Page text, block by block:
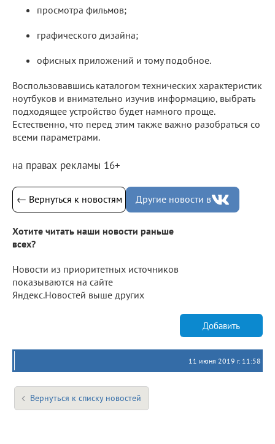
просмотра фильмов;
графического дизайна;
офисных приложений и тому подобное.
Воспользовавшись каталогом технических характеристик
ноутбуков и внимательно изучив информацию, выбрать
подходящее устройство будет намного проще.
Естественно, что перед этим также важно разобраться со
всеми параметрами.
на правах рекламы 16+
← Вернуться к новостям Другие новости в
Хотите читать наши новости раньше
всех?
Новости из приоритетных источников
показываются на сайте
Яндекс.Новостей выше других
Добавить
11 июня 2019 г. 11:58
Вернуться к списку новостей